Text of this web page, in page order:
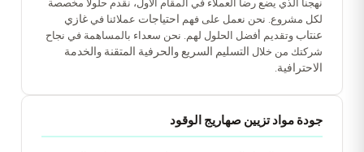
نهجنا الذي يضع رضا العملاء في المقام الأول، نقدم حلولًا مخصصة
لكل مشروع. نحن نعمل على فهم احتياجات عملائنا في غازي
عنتاب وتقديم أفضل الحلول لهم. نحن سعداء بالمساهمة في نجاح
شركتك من خلال التسليم السريع والحرفية المتقنة والخدمة
الاحترافية.
جودة مواد تزيين صهاريج الوقود